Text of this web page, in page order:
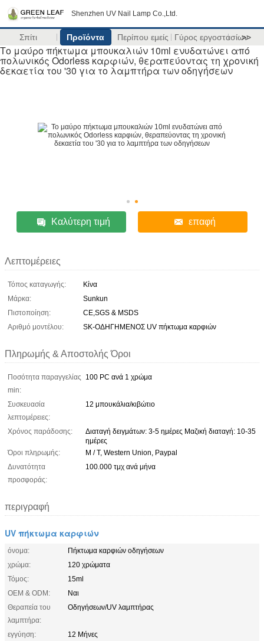
Shenzhen UV Nail Lamp Co.,Ltd.
Σπίτι Προϊόντα Περίπου εμείς Γύρος εργοστασίων
>>
Το μαύρο πήκτωμα μπουκαλιών 10ml ενυδατώνει από
πολωνικός Odorless καρφιών, θεραπεύοντας τη χρονική
δεκαετία του '30 για το λαμπτήρα των οδηγήσεων
Καλύτερη τιμή επαφή
Λεπτομέρειες
Τόπος καταγωγής:
Κίνα
Μάρκα:
Sunkun
Πιστοποίηση:
CE,SGS & MSDS
Αριθμό μοντέλου:
SK-ΟΔΗΓΗΜΕΝΟΣ UV πήκτωμα καρφιών
Πληρωμής & Αποστολής Όροι
Ποσότητα παραγγελίας
min:
100 PC ανά 1 χρώμα
Συσκευασία
λεπτομέρειες:
12 μπουκάλια/κιβώτιο
Χρόνος παράδοσης:
Διαταγή δειγμάτων: 3-5 ημέρες Μαζική διαταγή: 10-35
ημέρες
Όροι πληρωμής:
Μ / Τ, Western Union, Paypal
Δυνατότητα
προσφοράς:
100.000 τμχ ανά μήνα
περιγραφή
UV πήκτωμα καρφιών
όνομα:
Πήκτωμα καρφιών οδηγήσεων
χρώμα:
120 χρώματα
Τόμος:
15ml
OEM & ODM:
Ναι
Θεραπεία του
λαμπτήρα:
Οδηγήσεων/UV λαμπτήρας
εγγύηση:
12 Μήνες